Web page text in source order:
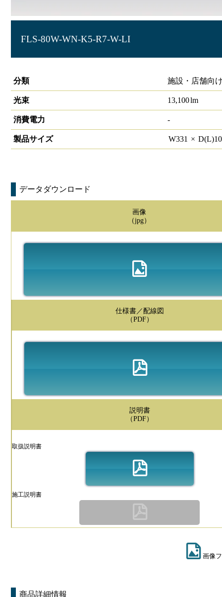
FLS-80W-WN-K5-R7-W-LI
分類
施設・店舗向
光束 13,100lm
消費電力 -
製品サイズ W331 × D(L)
データダウンロード
画像
（jpg）
仕様書／配線図
（PDF）
説明書
（PDF）
取扱説明書
施工説明書
画像
商品詳細情報